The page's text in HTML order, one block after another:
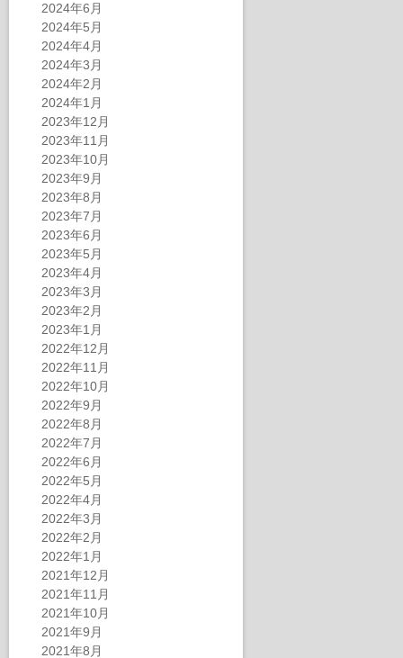
2024年6月
2024年5月
2024年4月
2024年3月
2024年2月
2024年1月
2023年12月
2023年11月
2023年10月
2023年9月
2023年8月
2023年7月
2023年6月
2023年5月
2023年4月
2023年3月
2023年2月
2023年1月
2022年12月
2022年11月
2022年10月
2022年9月
2022年8月
2022年7月
2022年6月
2022年5月
2022年4月
2022年3月
2022年2月
2022年1月
2021年12月
2021年11月
2021年10月
2021年9月
2021年8月